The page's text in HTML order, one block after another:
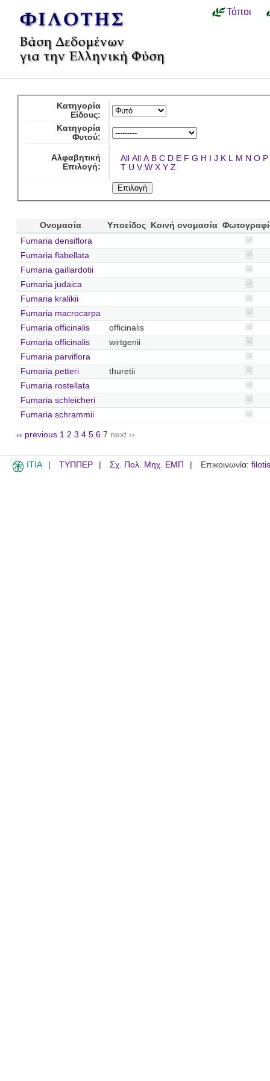
Τόποι
Κατηγορία
Είδους:
Κατηγορία
Φυτού:
Αλφαβητική
Επιλογή:
All All A B C D E F G H I J K L M N O P
T U V W X Y Z
Ονομασία Υποείδος Κοινή ονομασία
Fumaria densiflora
Fumaria flabellata
Fumaria gaillardotii
Fumaria judaica
Fumaria kralikii
Fumaria macrocarpa
Fumaria officinalis
officinalis
Fumaria officinalis
wirtgenii
Fumaria parviflora
Fumaria petteri
thuretii
Fumaria rostellata
Fumaria schleicheri
Fumaria schrammii
‹‹ previous 1 2 3 4 5 6 7 next ››
ITIA ΤΥΠΠΕΡ Σχ. Πολ. Μηχ. ΕΜΠ Επικοινωνία: